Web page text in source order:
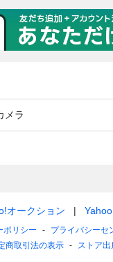
メラ
オークション
ポリシー プライバシーセ
商取引法の表示
ストア